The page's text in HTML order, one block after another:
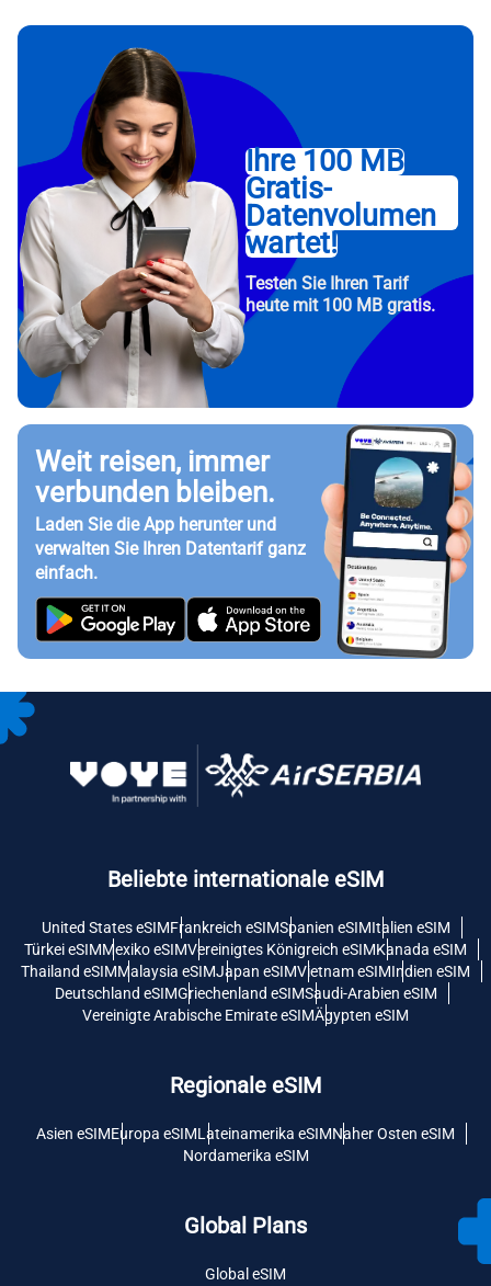
Ihre 100 MB
Gratis-
Datenvolumen
wartet!
Testen Sie Ihren Tarif
heute mit 100 MB gratis.
Weit reisen, immer
verbunden bleiben.
Laden Sie die App herunter und
verwalten Sie Ihren Datentarif ganz
einfach.
Beliebte internationale eSIM
United States eSIMFrankreich eSIMSpanien eSIMItalien eSIM
Türkei eSIMMexiko eSIMVereinigtes Königreich eSIMKanada eSIM
Thailand eSIMMalaysia eSIMJapan eSIMVietnam eSIMIndien eSIM
Deutschland eSIMGriechenland eSIMSaudi-Arabien eSIM
Vereinigte Arabische Emirate eSIMÄgypten eSIM
Regionale eSIM
Asien eSIMEuropa eSIMLateinamerika eSIMNaher Osten eSIM
Nordamerika eSIM
Global Plans
Global eSIM